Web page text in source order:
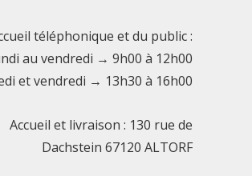
téléphonique et du public :
au vendredi → 9h00 à 12h00
et vendredi → 13h30 à 16h00
Accueil et livraison : 130 rue de
Dachstein 67120 ALTORF